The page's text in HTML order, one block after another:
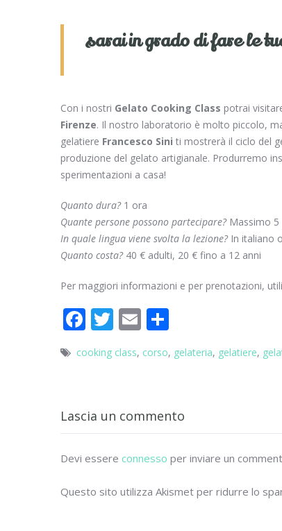
sarai in grado di fare le
Con i nostri Gelato Cooking Class potrai
Firenze. Il nostro laboratorio è molto piccolo,
gelatiere Francesco Sini ti mostrerà il ciclo del
produzione del gelato artigianale. Produrremo
sperimentazioni a casa!
Quanto dura?1 ora
Quante persone possono partecipare?Massimo 5
In quale lingua viene svolta la lezione?In italiano
Quanto costa?40 € adulti, 20 € fino a 12 anni
Per maggiori informazioni e per prenotazioni,
F
ac
e
o
o
k
T
w
itt
E
ai n
vi
di
cooking class, corso, gelateria, gelatiere,
Lascia un commento
Devi essere connesso per inviare un
Questo sito utilizza Akismet per ridurre lo